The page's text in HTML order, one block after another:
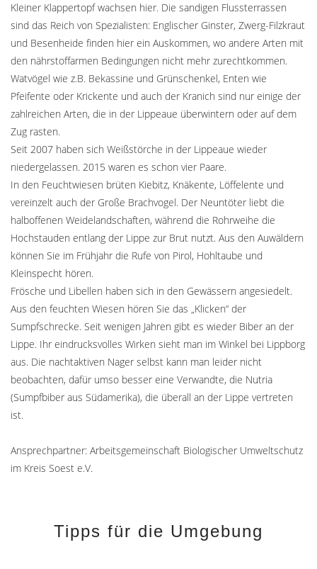
Kleiner Klappertopf wachsen hier. Die sandigen Flussterrassen
sind das Reich von Spezialisten: Englischer Ginster, Zwerg-Filzkraut
und Besenheide finden hier ein Auskommen, wo andere Arten mit
den nährstoffarmen Bedingungen nicht mehr zurechtkommen.
Watvögel wie z.B. Bekassine und Grünschenkel, Enten wie
Pfeifente oder Krickente und auch der Kranich sind nur einige der
zahlreichen Arten, die in der Lippeaue überwintern oder auf dem
Zug rasten.
Seit 2007 haben sich Weißstörche in der Lippeaue wieder
niedergelassen. 2015 waren es schon vier Paare.
In den Feuchtwiesen brüten Kiebitz, Knäkente, Löffelente und
vereinzelt auch der Große Brachvogel. Der Neuntöter liebt die
halboffenen Weidelandschaften, während die Rohrweihe die
Hochstauden entlang der Lippe zur Brut nutzt. Aus den Auwäldern
können Sie im Frühjahr die Rufe von Pirol, Hohltaube und
Kleinspecht hören.
Frösche und Libellen haben sich in den Gewässern angesiedelt.
Aus den feuchten Wiesen hören Sie das „Klicken“ der
Sumpfschrecke. Seit wenigen Jahren gibt es wieder Biber an der
Lippe. Ihr eindrucksvolles Wirken sieht man im Winkel bei Lippborg
aus. Die nachtaktiven Nager selbst kann man leider nicht
beobachten, dafür umso besser eine Verwandte, die Nutria
(Sumpfbiber aus Südamerika), die überall an der Lippe vertreten
ist.
Ansprechpartner: Arbeitsgemeinschaft Biologischer Umweltschutz
im Kreis Soest e.V.
Tipps für die Umgebung